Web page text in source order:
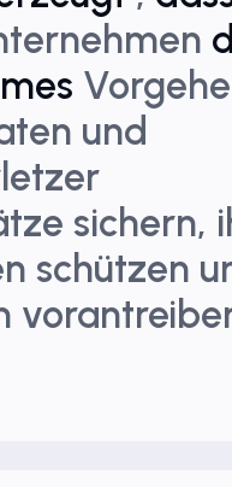
und
sichern,
schützen